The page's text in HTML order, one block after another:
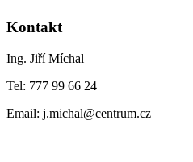
Kontakt
Ing. Jiří Míchal
Tel: 777 99 66 24
Email: j.michal@centrum.cz